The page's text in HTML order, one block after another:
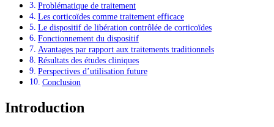
Problématique de traitement
Les corticoïdes comme traitement efficace
Le dispositif de libération contrôlée de corticoïdes
Fonctionnement du dispositif
Avantages par rapport aux traitements traditionnels
Résultats des études cliniques
Perspectives d’utilisation future
Conclusion
Introduction